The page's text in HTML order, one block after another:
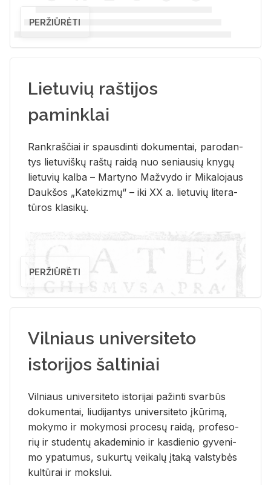
PERŽIŪRĖTI
Lietuvių raštijos
paminklai
Rank­raš­čiai ir spaus­din­ti do­ku­men­tai, pa­ro­dan­
tys lie­tu­viš­kų raš­tų rai­dą nuo se­niau­sių kny­gų
lie­tu­vių kal­ba – Mar­ty­no Ma­žvy­do ir Mi­ka­lo­jaus
Dauk­šos „Ka­te­kiz­mų“ – iki XX a. lie­tu­vių li­te­ra­
tū­ros kla­si­kų.
PERŽIŪRĖTI
Vilniaus universiteto
istorijos šaltiniai
Vil­niaus uni­ver­si­te­to is­to­ri­jai pa­žin­ti svar­būs
do­ku­men­tai, liu­di­jan­tys uni­ver­si­te­to įkū­ri­mą,
mo­ky­mo ir mo­ky­mo­si pro­ce­sų rai­dą, pro­fe­so­
rių ir stu­den­tų aka­de­mi­nio ir kas­die­nio gy­ve­ni­
mo ypa­tu­mus, su­kur­tų vei­ka­lų įta­ką vals­ty­bės
kul­tū­rai ir moks­lui.